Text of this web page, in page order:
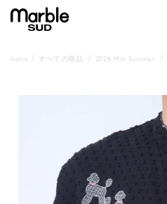
home すべての商品 2026 Mid Summer